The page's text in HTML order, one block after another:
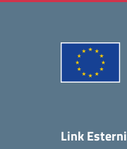
Link Esterni